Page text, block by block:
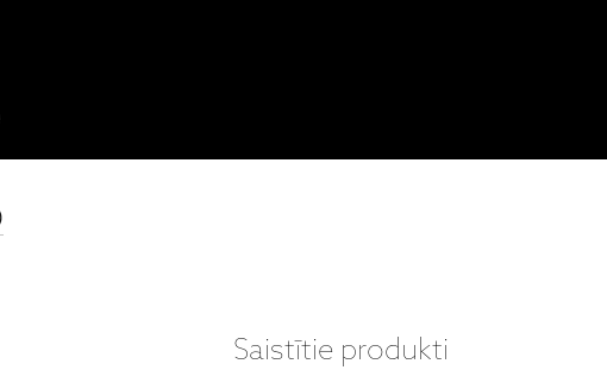
Saistītie produkti